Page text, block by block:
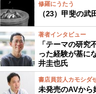
修羅にうたう
（23）甲斐の武
著者インタビュー
「テーマの研究
った経験が基に
井圭也氏
書店員芸人カモシダ
未発売のAVから